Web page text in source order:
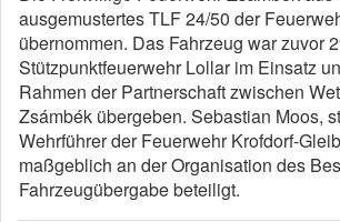
ausgemustertes TLF 24/50 der
übernommen. Das Fahrzeug war zuvor
Stützpunktfeuerwehr Lollar im Einsatz
Rahmen der Partnerschaft zwischen
Zsámbék übergeben. Sebastian Moos,
Wehrführer der Feuerwehr Krofdorf-
maßgeblich an der Organisation des
Fahrzeugübergabe beteiligt.